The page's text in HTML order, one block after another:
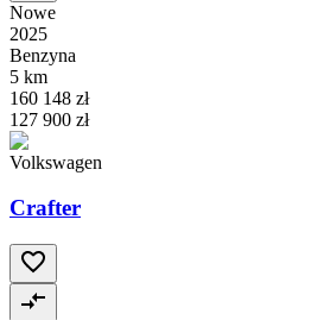
Nowe
2025
Benzyna
5 km
160 148 zł
127 900 zł
Volkswagen
Crafter